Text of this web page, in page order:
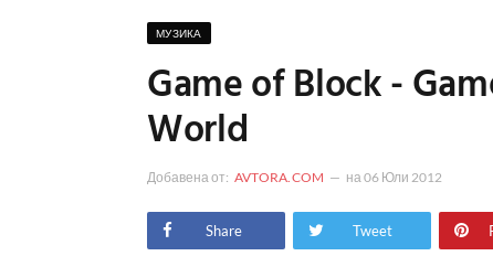
МУЗИКА
Game of Block -
World
Добавена от: AVTORA.COM на06 Юли 2012
Share Tweet